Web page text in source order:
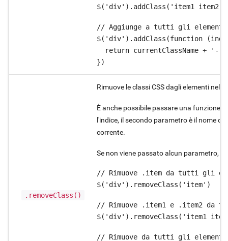
$('div').addClass('item1 item2')
// Aggiunge a tutti gli
$('div').addClass(function
return currentClassName + '-'
})
.removeClass()
Rimuove le classi CSS dagli elementi
È anche possibile passare una funzione
l'indice, il secondo parametro è il nome
corrente.
Se non viene passato alcun parametro,
// Rimuove .item da tutti gli
$('div').removeClass('item')
// Rimuove .item1 e .item2 da
$('div').removeClass('item1
// Rimuove da tutti gli